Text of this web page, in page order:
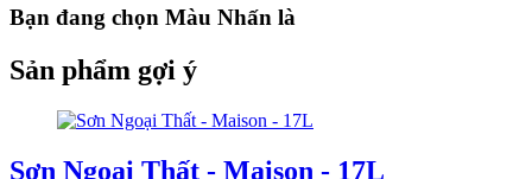
Bạn đang chọn Màu Nhấn là
Sản phẩm gợi ý
Sơn Ngoại Thất - Maison - 17L